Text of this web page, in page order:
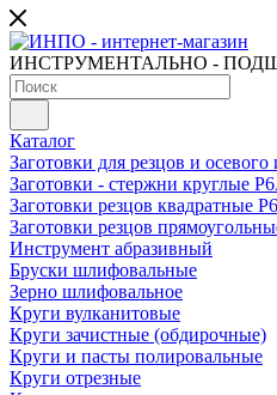
ИНСТРУМЕНТАЛЬНО -
Каталог
Заготовки для резцов и осевого
Заготовки - стержни круглые
Заготовки резцов квадратные
Заготовки резцов
Инструмент абразивный
Бруски шлифовальные
Зерно шлифовальное
Круги вулканитовые
Круги зачистные (обдирочные)
Круги и пасты полировальные
Круги отрезные